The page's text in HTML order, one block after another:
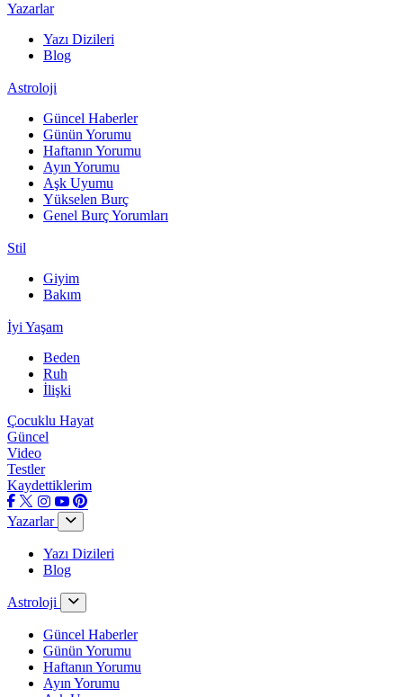
Yazarlar
Yazı Dizileri
Blog
Astroloji
Güncel Haberler
Günün Yorumu
Haftanın Yorumu
Ayın Yorumu
Aşk Uyumu
Yükselen Burç
Genel Burç Yorumları
Stil
Giyim
Bakım
İyi Yaşam
Beden
Ruh
İlişki
Çocuklu Hayat
Güncel
Video
Testler
Kaydettiklerim
Yazarlar
Yazı Dizileri
Blog
Astroloji
Güncel Haberler
Günün Yorumu
Haftanın Yorumu
Ayın Yorumu